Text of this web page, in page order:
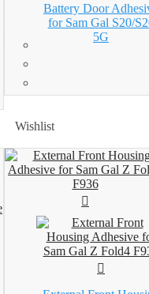
Battery Door
for Sam Gal S20/
5G
Wishlist